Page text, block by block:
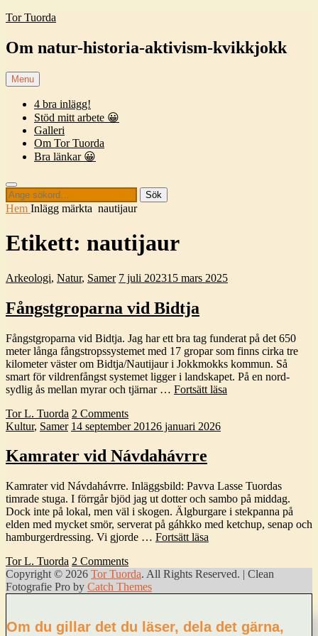
Skip
content
Tor Tuorda
Om natur-historia-aktivism-kvikkjokk
Menu
4 bra inlägg!
Stöd mitt arbete 😀
Galleri
Om Tor Tuorda
Bra länkar 😀
Search
Sök
efter:
Sök
Hem Inlägg märkta nautijaur
Etikett: nautijaur
Categories:
Arkeologi, Natur, Samer Publicerat
7 juli 202315 mars 2025
Fångstgroparna vid Bidtja
Fångstgroparna vid Bidtja. Jag har ett bra tag funderat på det 650
meter långa fångstropssystemet med 17 gropar som finns cirka tre
kilometer väster om Bidtja/Nautijaur i Jokkmokks kommun. Så
smart för vildrenfångst systemet ligger i landskapet. På en nord-
sydlig ås mellan myrar och tjärnar … Fortsätt läsa
by
Tor L. Tuorda 2 Comments
Categories:
Kultur, Samer Publicerat
14 september 20126 januari 2026
Kamrater vid Návdahávrre
Kamrater vid Návdahávrre. Inläggsbild: Pavva Lasse Tuordas
timrade stuga. I förrgår bjöd jag ut dotter och sambo på middag.
Dock inte på lokal, men väl i skogen. Älgburgare i stekpanna på
elden med mycket smör, serverat på gáhkko med ketchup, senap och
hamburgerdressing. Vi gjorde … Fortsätt läsa
by
Tor L. Tuorda 2 Comments
Copyright © 2026 Tor Tuorda. All Rights Reserved. | Clean
Fotografie Pro by Catch Themes
Om du gillar det du läser, dela det gärna,